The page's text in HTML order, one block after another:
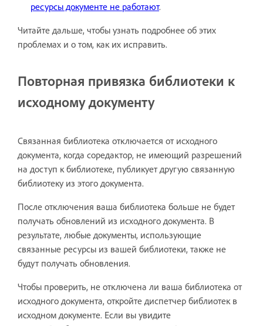
ресурсы документе не работают.
Читайте дальше, чтобы узнать подробнее об этих
проблемах и о том, как их исправить.
Повторная привязка библиотеки к
исходному документу
Связанная библиотека отключается от исходного
документа, когда соредактор, не имеющий разрешений
на доступ к библиотеке, публикует другую связанную
библиотеку из этого документа.
После отключения ваша библиотека больше не будет
получать обновлений из исходного документа. В
результате, любые документы, использующие
связанные ресурсы из вашей библиотеки, также не
будут получать обновления.
Чтобы проверить, не отключена ли ваша библиотека от
исходного документа, откройте диспетчер библиотек в
исходном документе. Если вы увидите